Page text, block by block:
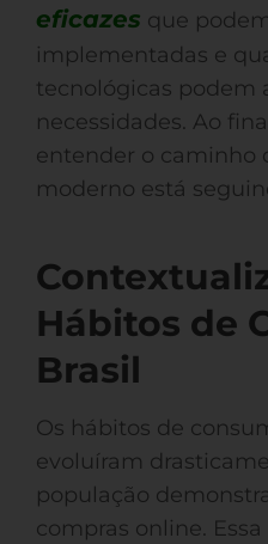
eficazes que
implementadas e
tecnológicas podem
necessidades. Ao
entender o caminho
moderno está
Hábitos de
Brasil
Os hábitos de
evoluíram
população
compras online.